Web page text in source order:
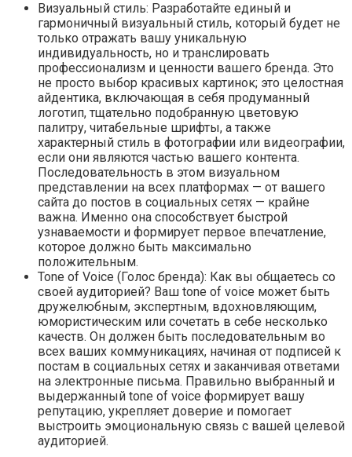
Визуальный стиль: Разработайте единый и
гармоничный визуальный стиль, который будет не
только отражать вашу уникальную
индивидуальность, но и транслировать
профессионализм и ценности вашего бренда. Это
не просто выбор красивых картинок; это целостная
айдентика, включающая в себя продуманный
логотип, тщательно подобранную цветовую
палитру, читабельные шрифты, а также
характерный стиль в фотографии или видеографии,
если они являются частью вашего контента.
Последовательность в этом визуальном
представлении на всех платформах — от вашего
сайта до постов в социальных сетях — крайне
важна. Именно она способствует быстрой
узнаваемости и формирует первое впечатление,
которое должно быть максимально
положительным.
Tone of Voice (Голос бренда): Как вы общаетесь со
своей аудиторией? Ваш tone of voice может быть
дружелюбным, экспертным, вдохновляющим,
юмористическим или сочетать в себе несколько
качеств. Он должен быть последовательным во
всех ваших коммуникациях, начиная от подписей к
постам в социальных сетях и заканчивая ответами
на электронные письма. Правильно выбранный и
выдержанный tone of voice формирует вашу
репутацию, укрепляет доверие и помогает
выстроить эмоциональную связь с вашей целевой
аудиторией.